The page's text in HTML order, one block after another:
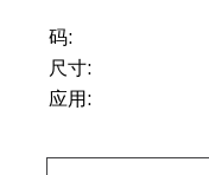
码:
尺寸:
应用: